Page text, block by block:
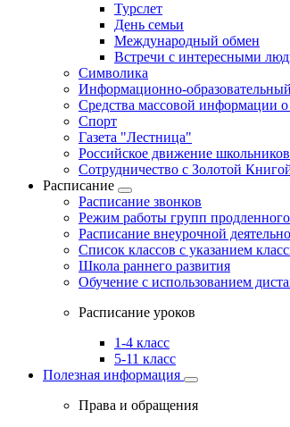
Турслет
День семьи
Международный обмен
Встречи с интересными
Символика
Информационно-
Средства массовой информации
Спорт
Газета "Лестница"
Российское движение школьников
Сотрудничество с Золотой
Расписание
Расписание звонков
Режим работы групп
Расписание внеурочной
Список классов с указанием
Школа раннего развития
Обучение с использованием
Расписание уроков
1-4 класс
5-11 класс
Полезная информация
Права и обращения